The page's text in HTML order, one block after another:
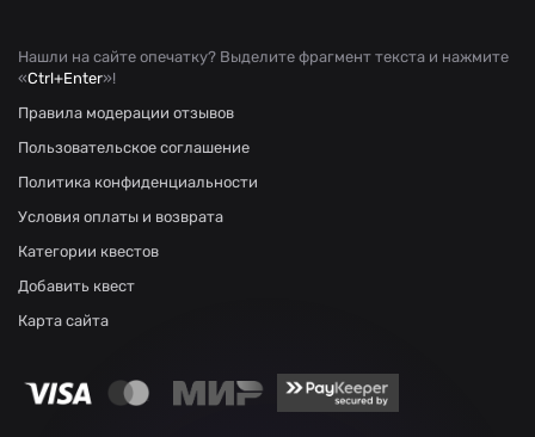
Нашли на сайте опечатку? Выделите фрагмент текста и нажмите
«Ctrl+Enter»!
Правила модерации отзывов
Пользовательское соглашение
Политика конфиденциальности
Условия оплаты и возврата
Категории квестов
Добавить квест
Карта сайта